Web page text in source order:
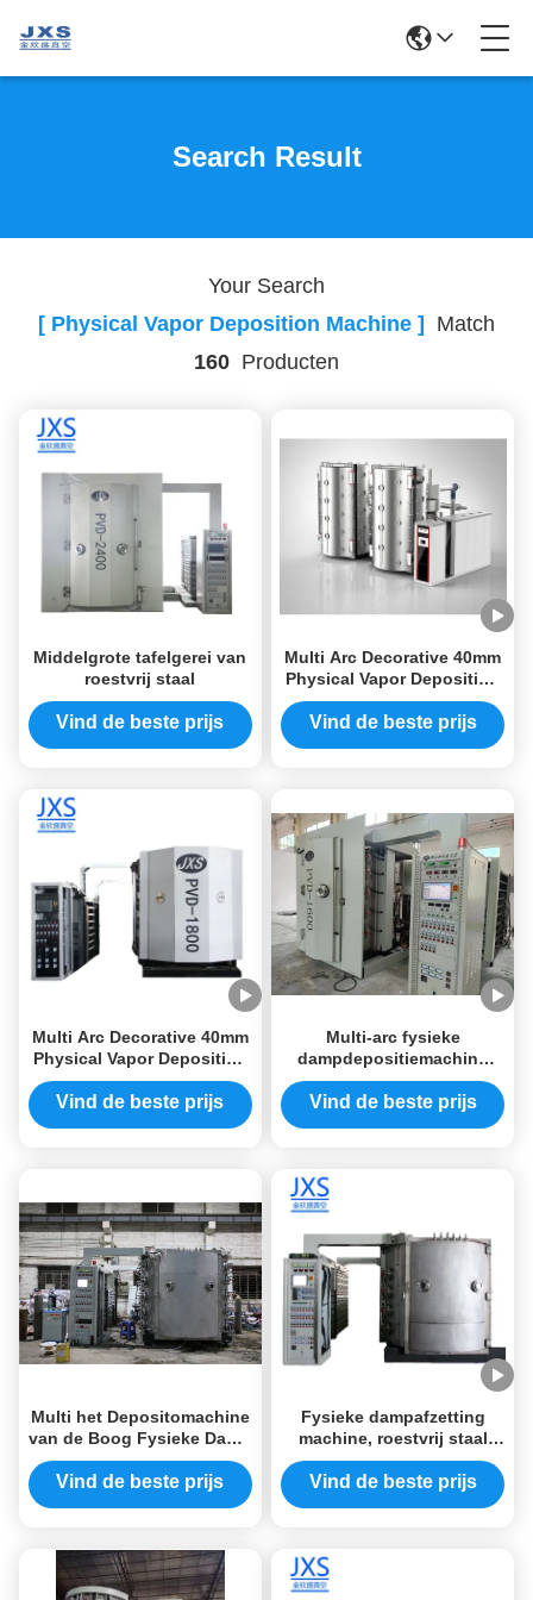
Search Result
Your Search
[ Physical Vapor Deposition Machine ]
Match
160 Producten
Middelgrote tafelgerei van
roestvrij staal
Vind de beste prijs
Multi Arc Decorative 40mm
Physical Vapor Deposition
Machine voor meubels
Vind de beste prijs
Multi Arc Decorative 40mm
Physical Vapor Deposition
Machine voor meubels
Vind de beste prijs
Multi-arc fysieke
dampdepositiemachine
met touchscreen
Vind de beste prijs
Multi het Depositomachine
van de Boog Fysieke Damp
met Touch screen
Vind de beste prijs
Fysieke dampafzetting
machine, roestvrij staal
PVD coating machine
Vind de beste prijs